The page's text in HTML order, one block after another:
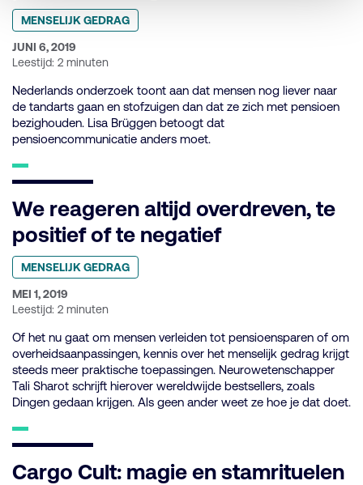
Geplaatst
categorie:
MENSELIJK GEDRAG
GEPUBLICEERD
OP:
JUNI 6, 2019
Leestijd: 2 minuten
Nederlands onderzoek toont aan dat mensen nog liever naar
de tandarts gaan en stofzuigen dan dat ze zich met pensioen
bezighouden. Lisa Brüggen betoogt dat
pensioencommunicatie anders moet.
We reageren altijd overdreven, te
positief of te negatief
Geplaatst
categorie:
MENSELIJK GEDRAG
GEPUBLICEERD
OP:
MEI 1, 2019
Leestijd: 2 minuten
Of het nu gaat om mensen verleiden tot pensioensparen of om
overheidsaanpassingen, kennis over het menselijk gedrag krijgt
steeds meer praktische toepassingen. Neurowetenschapper
Tali Sharot schrijft hierover wereldwijde bestsellers, zoals
Dingen gedaan krijgen. Als geen ander weet ze hoe je dat doet.
Cargo Cult: magie en stamrituelen